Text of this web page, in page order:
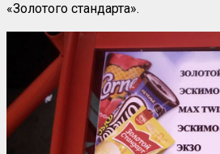
«Золотого стандарта».